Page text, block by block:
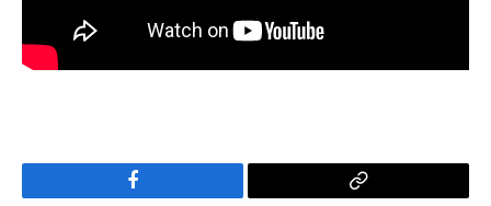
Facebook Copy